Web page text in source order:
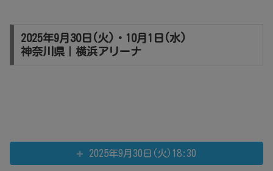
2025年9月30日(火)・10月1日(水)
神奈川県｜横浜アリーナ
2025年9月30日(火)18:30